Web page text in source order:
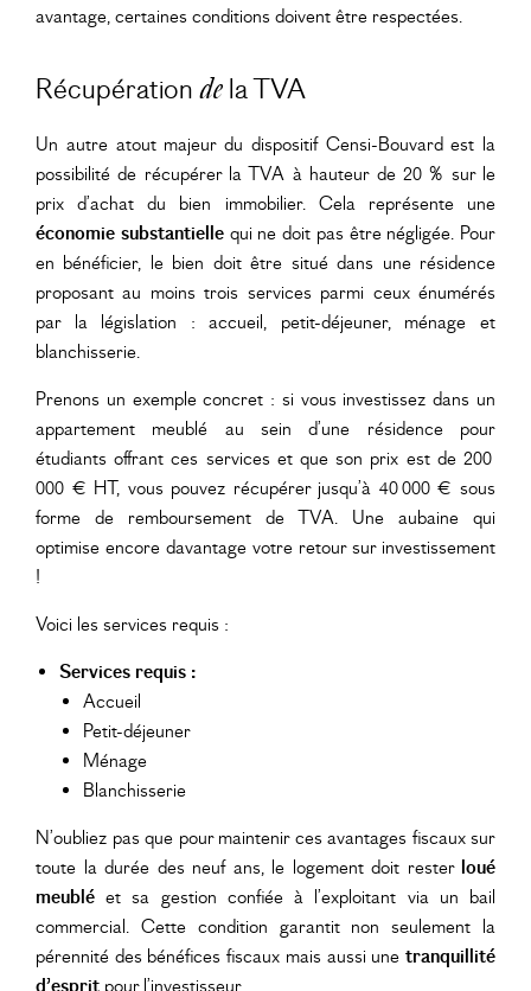
avantage, certaines conditions doivent être respectées.
Récupérationdela TVA
Un autre atout majeur du dispositif Censi-Bouvard est la
possibilité de récupérer la TVA à hauteur de 20 % sur le
prix d’achat du bien immobilier. Cela représente une
économie substantiellequi ne doit pas être négligée. Pour
en bénéficier, le bien doit être situé dans une résidence
proposant au moins trois services parmi ceux énumérés
par la législation : accueil, petit-déjeuner, ménage et
blanchisserie.
Prenons un exemple concret : si vous investissez dans un
appartement meublé au sein d’une résidence pour
étudiants offrant ces services et que son prix est de 200
000 € HT, vous pouvez récupérer jusqu’à 40 000 € sous
forme de remboursement de TVA. Une aubaine qui
optimise encore davantage votre retour sur investissement
!
Voici les services requis :
Services requis :
Accueil
Petit-déjeuner
Ménage
Blanchisserie
N’oubliez pas que pour maintenir ces avantages fiscaux sur
toute la durée des neuf ans, le logement doit rester loué
meublé et sa gestion confiée à l’exploitant via un bail
commercial. Cette condition garantit non seulement la
pérennité des bénéfices fiscaux mais aussi une tranquillité
pour l’investisseur.